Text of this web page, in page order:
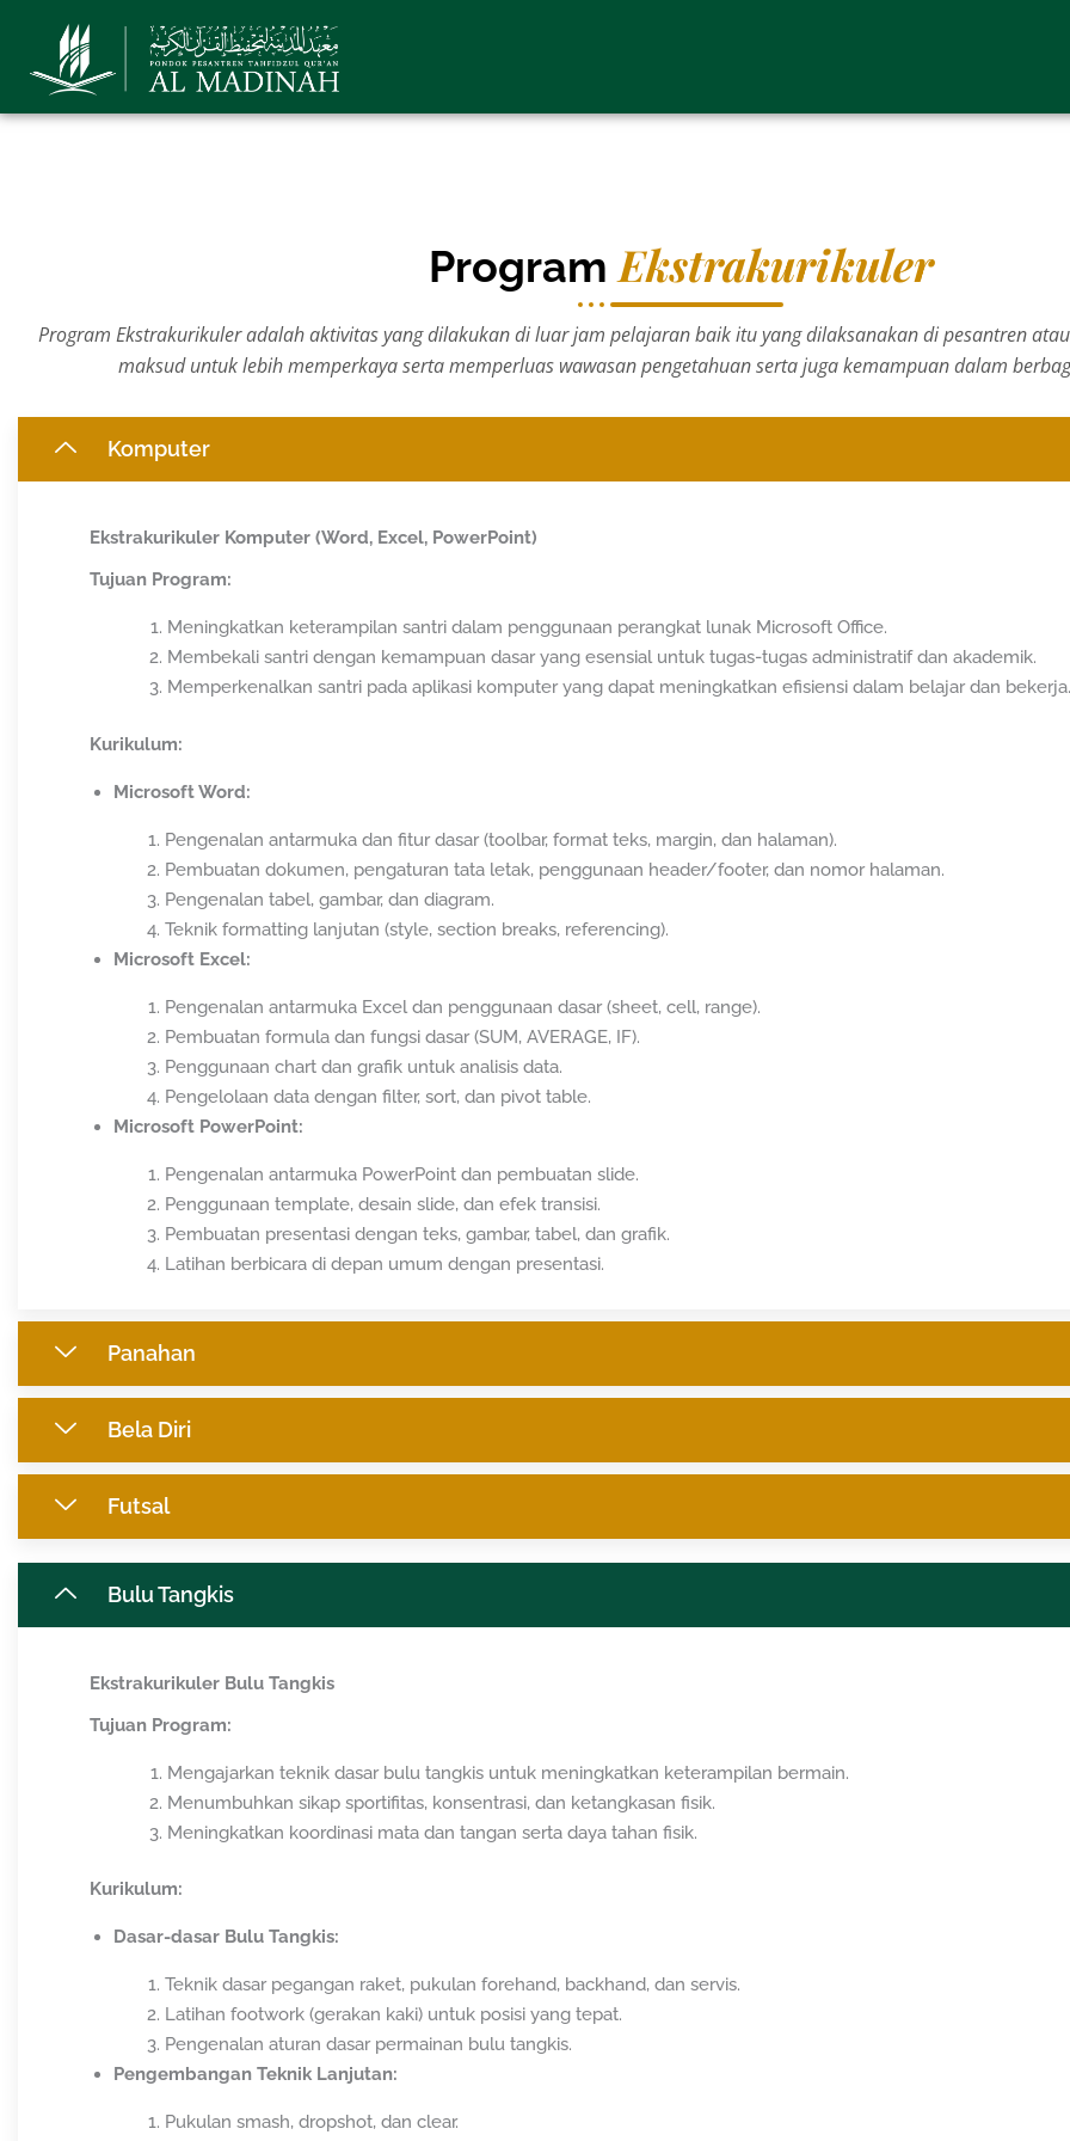
konten
Program Ekstrakurikuler
Program Ekstrakurikuler adalah aktivitas yang dilakukan di luar jam pelajaran baik itu yang dilaksanakan di pesantren
maksud untuk lebih memperkaya serta memperluas wawasan pengetahuan serta juga kemampuan dalam
Komputer
Ekstrakurikuler Komputer (Word, Excel, PowerPoint)
Tujuan Program:
Meningkatkan keterampilan santri dalam penggunaan perangkat lunak Microsoft Office.
Membekali santri dengan kemampuan dasar yang esensial untuk tugas-tugas administratif dan akademik.
Memperkenalkan santri pada aplikasi komputer yang dapat meningkatkan efisiensi dalam belajar dan bekerja.
Kurikulum:
Microsoft Word:
Pengenalan antarmuka dan fitur dasar (toolbar, format teks, margin, dan halaman).
Pembuatan dokumen, pengaturan tata letak, penggunaan header/footer, dan nomor halaman.
Pengenalan tabel, gambar, dan diagram.
Teknik formatting lanjutan (style, section breaks, referencing).
Microsoft Excel:
Pengenalan antarmuka Excel dan penggunaan dasar (sheet, cell, range).
Pembuatan formula dan fungsi dasar (SUM, AVERAGE, IF).
Penggunaan chart dan grafik untuk analisis data.
Pengelolaan data dengan filter, sort, dan pivot table.
Microsoft PowerPoint:
Pengenalan antarmuka PowerPoint dan pembuatan slide.
Penggunaan template, desain slide, dan efek transisi.
Pembuatan presentasi dengan teks, gambar, tabel, dan grafik.
Latihan berbicara di depan umum dengan presentasi.
Panahan
Bela Diri
Futsal
Bulu Tangkis
Ekstrakurikuler Bulu Tangkis
Tujuan Program:
Mengajarkan teknik dasar bulu tangkis untuk meningkatkan keterampilan bermain.
Menumbuhkan sikap sportifitas, konsentrasi, dan ketangkasan fisik.
Meningkatkan koordinasi mata dan tangan serta daya tahan fisik.
Kurikulum:
Dasar-dasar Bulu Tangkis:
Teknik dasar pegangan raket, pukulan forehand, backhand, dan servis.
Latihan footwork (gerakan kaki) untuk posisi yang tepat.
Pengenalan aturan dasar permainan bulu tangkis.
Pengembangan Teknik Lanjutan:
Pukulan smash, dropshot, dan clear.